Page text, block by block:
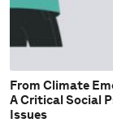
From Climate
A Critical Social
Issues